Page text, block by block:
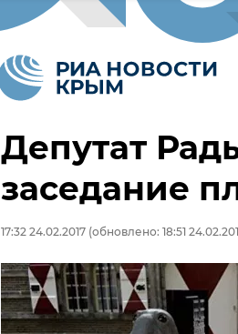
Депутат
заседание
17:32 24.02.2017 (обновлено: 18:51